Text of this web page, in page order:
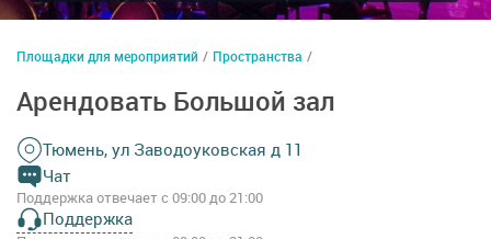
Площадки для мероприятий / Пространства /
Арендовать Большой зал
Тюмень, ул Заводоуковская д 11
Чат
Поддержка отвечает с 09:00 до 21:00
Поддержка